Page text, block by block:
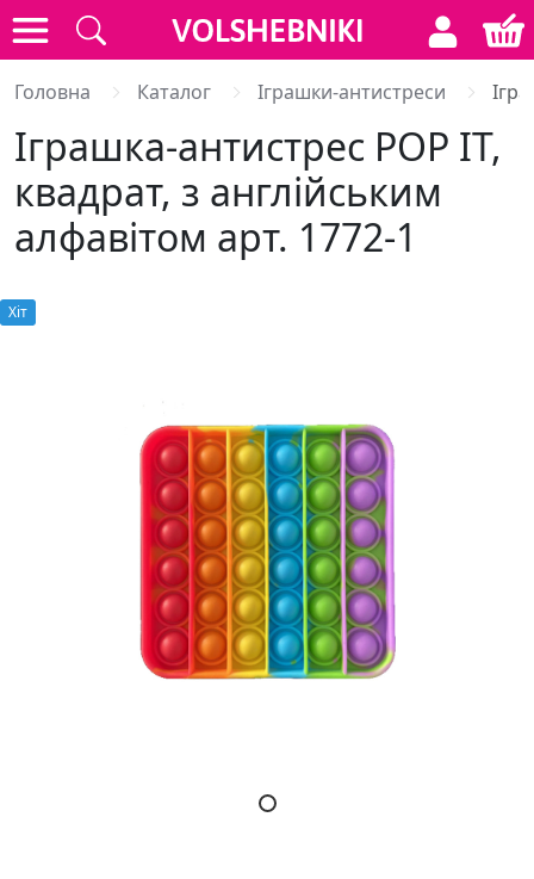
Головна Каталог Іграшки-антистреси
Іграшка-антистрес POP IT,
квадрат, з англійським
алфавітом арт. 1772-1
Хiт